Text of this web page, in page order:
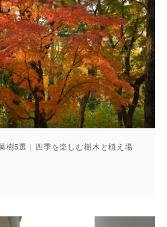
樹5選｜四季を楽しむ樹木と植え場